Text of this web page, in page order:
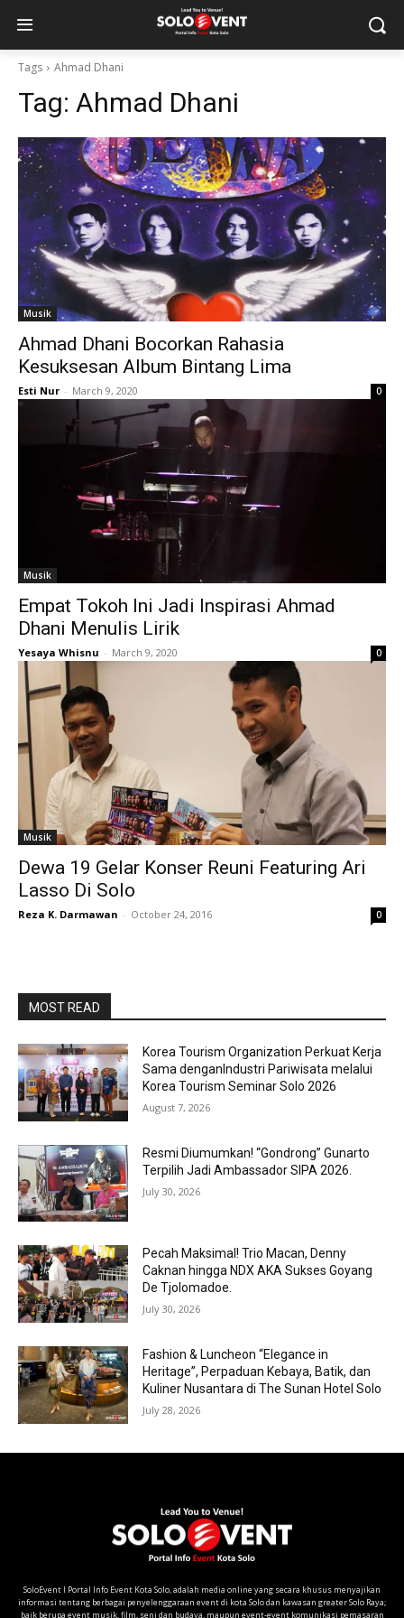
Tags Ahmad Dhani
Tag: Ahmad Dhani
Musik
Ahmad Dhani Bocorkan Rahasia
Kesuksesan Album Bintang Lima
Esti Nur - March 9, 2020 0
Musik
Empat Tokoh Ini Jadi Inspirasi Ahmad
Dhani Menulis Lirik
Yesaya Whisnu - March 9, 2020 0
Musik
Dewa 19 Gelar Konser Reuni Featuring Ari
Lasso Di Solo
Reza K. Darmawan - October 24, 2016 0
MOST READ
Korea Tourism Organization Perkuat Kerja
Sama denganIndustri Pariwisata melalui
Korea Tourism Seminar Solo 2026
August 7, 2026
Resmi Diumumkan! “Gondrong” Gunarto
Terpilih Jadi Ambassador SIPA 2026.
July 30, 2026
Pecah Maksimal! Trio Macan, Denny
Caknan hingga NDX AKA Sukses Goyang
De Tjolomadoe.
July 30, 2026
Fashion & Luncheon “Elegance in
Heritage”, Perpaduan Kebaya, Batik, dan
Kuliner Nusantara di The Sunan Hotel Solo
July 28, 2026
SoloEvent I Portal Info Event Kota Solo, adalah media online yang secara khusus menyajikan
informasi tentang berbagai penyelenggaraan event di kota Solo dan kawasan greater Solo Raya;
baik berupa event musik, film, seni dan budaya, maupun event-event komunikasi pemasaran